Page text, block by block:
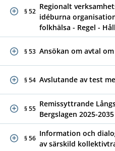
§ 52
Regionalt
idéburna
folkhälsa - Regel -
§ 53 Ansökan om avtal om
§ 54 Avslutande av test
§ 55
Remissyttrande
Bergslagen 2025-2035
§ 56
Information och
av särskild